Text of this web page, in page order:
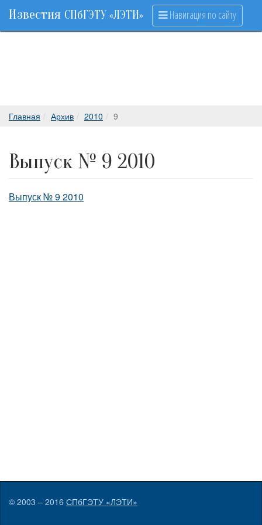
Известия СПбГЭТУ «ЛЭТИ» Навигация по сайту
Главная Архив 2010 9
Выпуск № 9 2010
Выпуск № 9 2010
© 2003 – 2016 СПбГЭТУ «ЛЭТИ»